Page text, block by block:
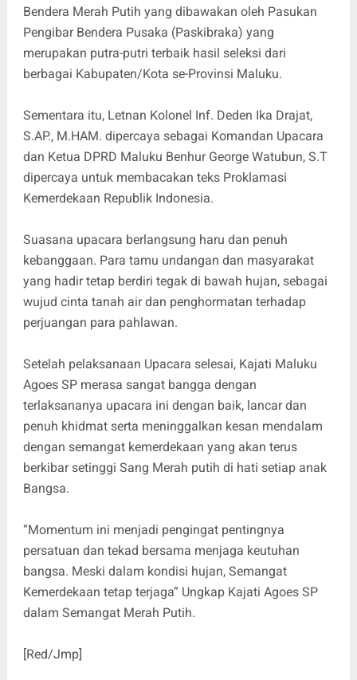
Bendera Merah Putih yang dibawakan oleh Pasukan
Pengibar Bendera Pusaka (Paskibraka) yang
merupakan putra-putri terbaik hasil seleksi dari
berbagai Kabupaten/Kota se-Provinsi Maluku.
Sementara itu, Letnan Kolonel Inf. Deden Ika Drajat,
S.AP., M.HAM. dipercaya sebagai Komandan Upacara
dan Ketua DPRD Maluku Benhur George Watubun, S.T
dipercaya untuk membacakan teks Proklamasi
Kemerdekaan Republik Indonesia.
Suasana upacara berlangsung haru dan penuh
kebanggaan. Para tamu undangan dan masyarakat
yang hadir tetap berdiri tegak di bawah hujan, sebagai
wujud cinta tanah air dan penghormatan terhadap
perjuangan para pahlawan.
Setelah pelaksanaan Upacara selesai, Kajati Maluku
Agoes SP merasa sangat bangga dengan
terlaksananya upacara ini dengan baik, lancar dan
penuh khidmat serta meninggalkan kesan mendalam
dengan semangat kemerdekaan yang akan terus
berkibar setinggi Sang Merah putih di hati setiap anak
Bangsa.
“Momentum ini menjadi pengingat pentingnya
persatuan dan tekad bersama menjaga keutuhan
bangsa. Meski dalam kondisi hujan, Semangat
Kemerdekaan tetap terjaga” Ungkap Kajati Agoes SP
dalam Semangat Merah Putih.
[Red/Jmp]